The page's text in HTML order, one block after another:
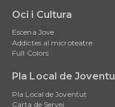
Oci i Cultura
Escena Jove
Addictes al microteatre
Full Colors
Pla Local de
Pla Local de Joventut
Carta de Servei